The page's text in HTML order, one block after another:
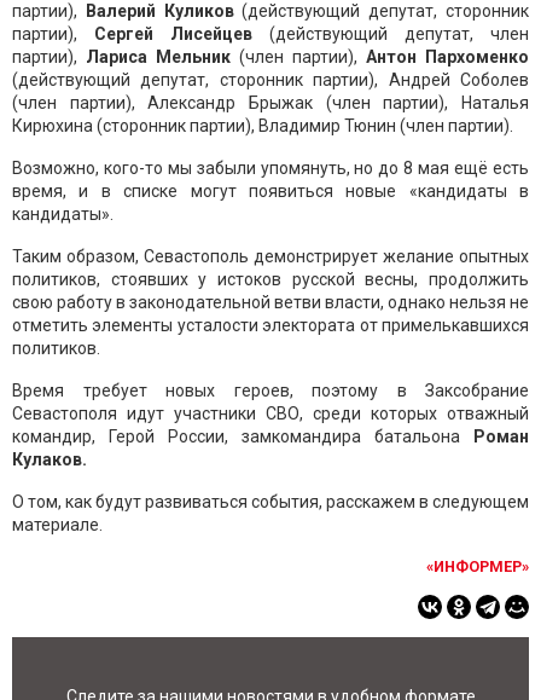
партии),
Валерий Куликов(действующий депутат, сторонник
партии), Сергей Лисейцев (действующий депутат, член
партии), Лариса Мельник (член партии), Антон Пархоменко
(действующий депутат, сторонник партии), Андрей Соболев
(член партии), Александр Брыжак (член партии), Наталья
Кирюхина (сторонник партии), Владимир Тюнин (член партии).
Возможно, кого-то мы забыли упомянуть, но до 8 мая ещё есть
время, и в списке могут появиться новые «кандидаты в
кандидаты».
Таким образом, Севастополь демонстрирует желание опытных
политиков, стоявших у истоков русской весны, продолжить
свою работу в законодательной ветви власти, однако нельзя не
отметить элементы усталости электората от примелькавшихся
политиков.
Время требует новых героев, поэтому в Заксобрание
Севастополя идут участники СВО, среди которых отважный
командир, Герой России, замкомандира батальона Роман
Кулаков.
О том, как будут развиваться события, расскажем в следующем
материале.
«ИНФОРМЕР»